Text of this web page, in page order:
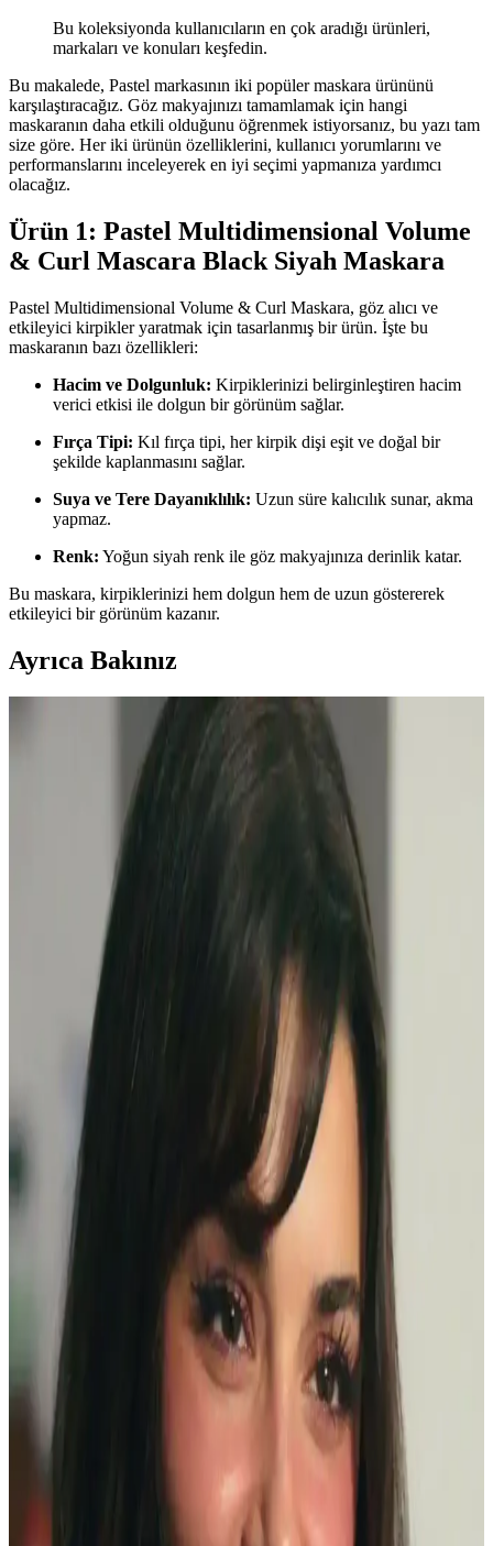
Bu koleksiyonda kullanıcıların en çok aradığı ürünleri,
markaları ve konuları keşfedin.
Bu makalede, Pastel markasının iki popüler maskara ürününü
karşılaştıracağız. Göz makyajınızı tamamlamak için hangi
maskaranın daha etkili olduğunu öğrenmek istiyorsanız, bu yazı tam
size göre. Her iki ürünün özelliklerini, kullanıcı yorumlarını ve
performanslarını inceleyerek en iyi seçimi yapmanıza yardımcı
olacağız.
Ürün 1: Pastel Multidimensional Volume
& Curl Mascara Black Siyah Maskara
Pastel Multidimensional Volume & Curl Maskara, göz alıcı ve
etkileyici kirpikler yaratmak için tasarlanmış bir ürün. İşte bu
maskaranın bazı özellikleri:
Hacim ve Dolgunluk: Kirpiklerinizi belirginleştiren hacim
verici etkisi ile dolgun bir görünüm sağlar.
Fırça Tipi: Kıl fırça tipi, her kirpik dişi eşit ve doğal bir
şekilde kaplanmasını sağlar.
Suya ve Tere Dayanıklılık: Uzun süre kalıcılık sunar, akma
yapmaz.
Renk: Yoğun siyah renk ile göz makyajınıza derinlik katar.
Bu maskara, kirpiklerinizi hem dolgun hem de uzun göstererek
etkileyici bir görünüm kazanır.
Ayrıca Bakınız
Clio Kill Cover Mesh Glow Cushion Ayrışma
Sorunu ve Makyaj Uygulama Yöntemleri
Clio Kill Cover Mesh Glow cushion ürününde görülen ayrışma
sorunu, krem kapatıcı baz kullanımı ve hafif uygulama ile
azaltılabilir. Kirpiklerde maskara ve bireysel kirpik uygulaması doğal
görünüm sağlar.
Doğal Görünüm İçin En İyi Hafif Maskara
Seçenekleri ve Kullanım İpuçları
Doğal görünümlü maskaralar, hafif ve su bazlı formülleriyle günlük
kullanımda kirpiklere hacim ve uzunluk kazandırır, doğal kıvrımı
korur. İnce fırçalar ve doğru uygulama teknikleriyle gözlerinize
doğal çekicilik katın.
Gece Şıklığını Tamamlayan Göz Makyajı Teknikleri
ve Uygulama İpuçları
Göz makyajı, gece şıklığını artıran temel detaydır. Koyu renkler,
parlak detaylar ve doğru tekniklerle etkileyici ve kalıcı bir görünüm
yakalayabilirsiniz.
Dolgun ve Çekici Kirpikler İçin Maskara Seçimi ve
Kullanım Teknikleri
Doğru maskara seçimi ve kullanımıyla kirpikleriniz daha dolgun,
uzun ve kıvrık görünür. İçerik ve tekniklere dikkat ederek
makyajınıza canlılık katın.
Göz Makyajında Takma Kirpik Kullanımı ve
Alternatif Yöntemler Üzerine Detaylı İnceleme
Takma kirpikler göz makyajında etkileyici görünüm sağlar ancak
zorunlu değildir. Doğal kirpikler, kirpik kıvırıcılar, maskaralar ve
manyetik kirpikler gibi alternatifler makyajda özgünlük ve konfor
Gece İçin Büyüleyici Göz Makyajı Trendleri ve